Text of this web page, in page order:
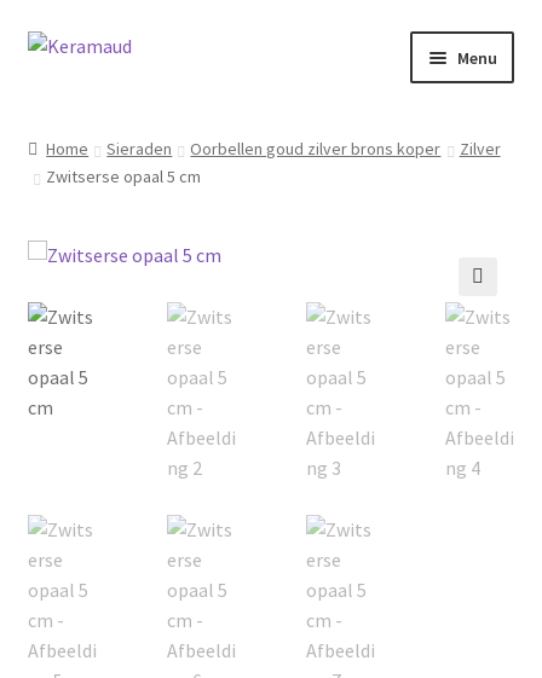
Ga
Ga
Menu
Over mij
Nieuws
Informatie
Contact
Home Sieraden Oorbellen goud zilver brons koper
Zilver
Zwitserse opaal 5 cm
🔍